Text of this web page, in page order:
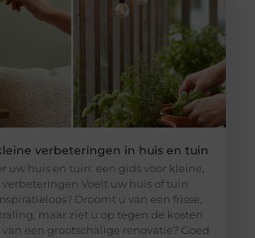
verbeteringen in huis en tuin
uw huis en tuin: een gids voor kleine,
Voelt uw huis of tuin
Droomt u van een frisse,
maar ziet u op tegen de kosten
van een grootschalige renovatie? Goed